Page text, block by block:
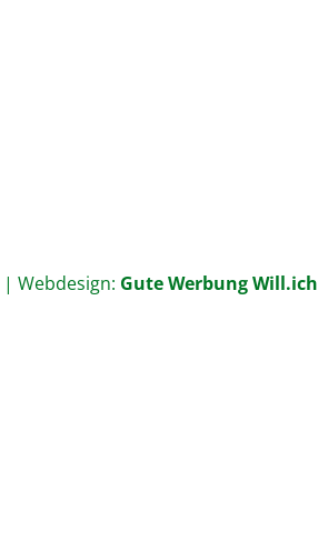
| Webdesign: Gute Werbung Will.ich